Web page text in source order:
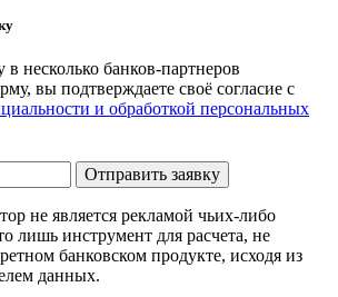
в несколько банков-партнеров
вы подтверждаете своё согласие с
и обработкой персональных
Отправить заявку
не является рекламой чьих-либо
лишь инструмент для расчета, не
банковском продукте, исходя из
данных.